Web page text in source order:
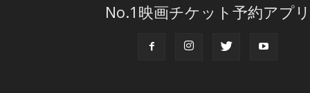
No.1映画チケット予約アプリ